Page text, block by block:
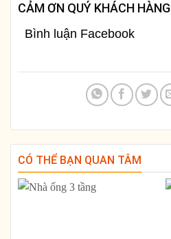
CẢM ƠN QUÝ KHÁCH
Bình luận Facebook
CÓ THỂ BẠN QUAN TÂM